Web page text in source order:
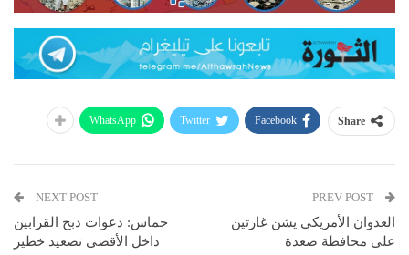
Share
Facebook
Twitter
WhatsApp
العدوان الأمريكي يشن غارتين
على محافظة صعدة
NEXT POST
حماس: دعوات ذبح القرابين
داخل الأقصى تصعيد خطير